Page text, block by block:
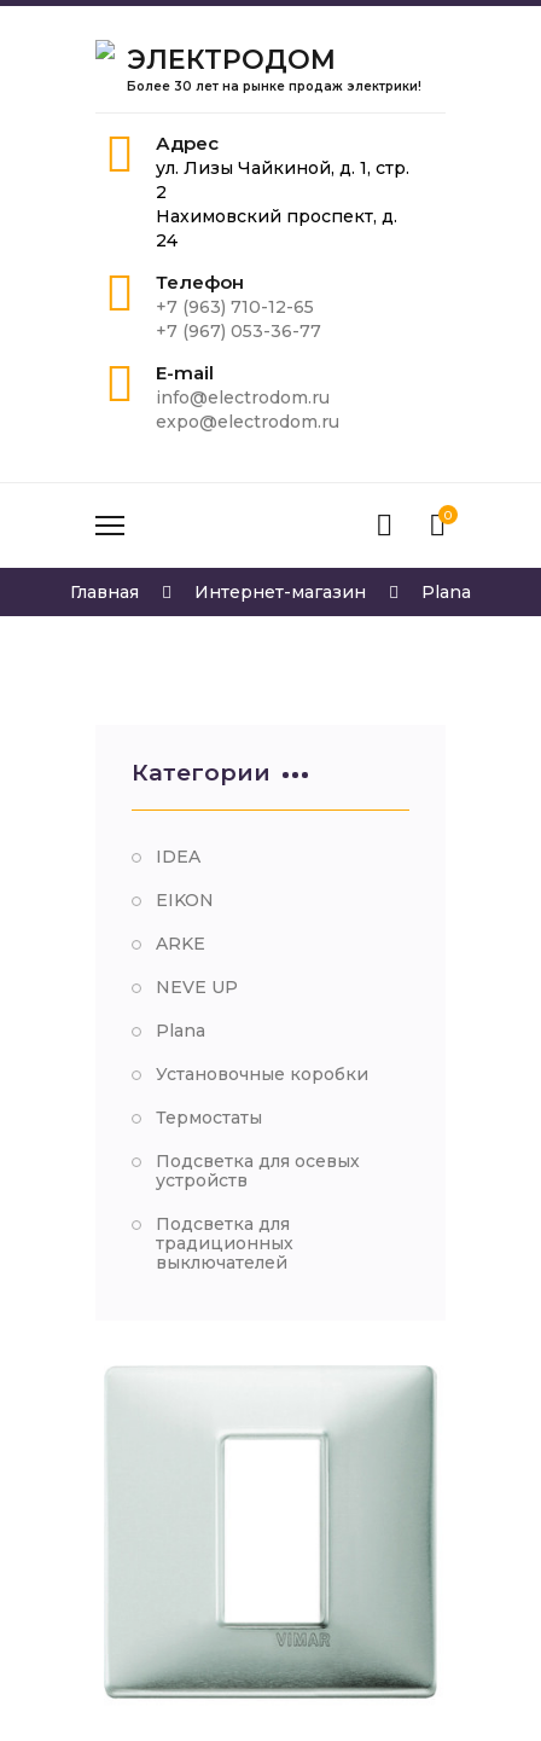
ЭЛЕКТРОДОМ
Более 30 лет на рынке продаж электрики!
Адрес
ул. Лизы Чайкиной, д. 1, стр.
2
Нахимовский проспект, д.
24
Телефон
+7 (963) 710-12-65
+7 (967) 053-36-77
E-mail
info@electrodom.ru
expo@electrodom.ru
0
Главная Интернет-магазин Plana
Категории
IDEA
EIKON
ARKE
NEVE UP
Plana
Установочные коробки
Термостаты
Подсветка для осевых
устройств
Подсветка для
традиционных
выключателей